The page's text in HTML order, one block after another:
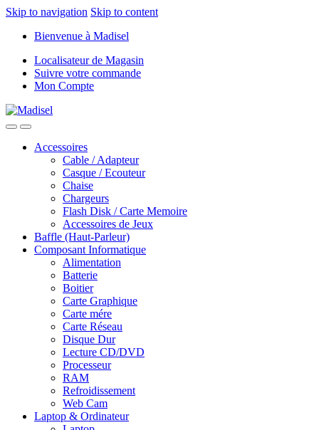
Skip to navigation Skip to content
Bienvenue à Madisel
Localisateur de Magasin
Suivre votre commande
Mon Compte
Accessoires
Cable / Adapteur
Casque / Ecouteur
Chaise
Chargeurs
Flash Disk / Carte Memoire
Accessoires de Jeux
Baffle (Haut-Parleur)
Composant Informatique
Alimentation
Batterie
Boitier
Carte Graphique
Carte mére
Carte Réseau
Disque Dur
Lecture CD/DVD
Processeur
RAM
Refroidissement
Web Cam
Laptop & Ordinateur